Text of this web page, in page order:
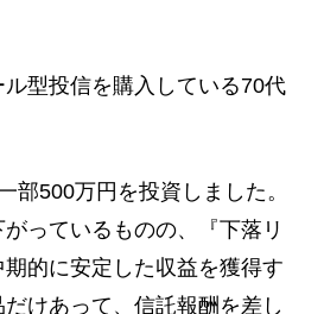
型投信を購入している70代
部500万円を投資しました。
っているものの、『下落リ
的に安定した収益を獲得す
けあって、信託報酬を差し